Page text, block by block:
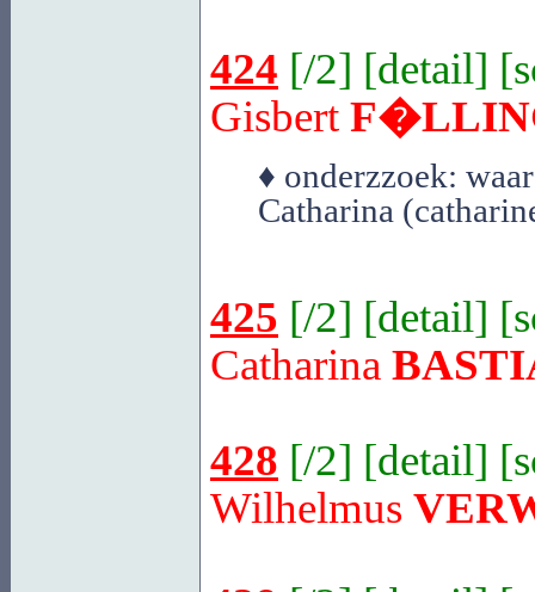
424 [/2] [detail] [
Gisbert
♦ onderzzoek:
Catharina
425 [/2] [detail] [
Catharina
428 [/2] [detail] [
Wilhelmus